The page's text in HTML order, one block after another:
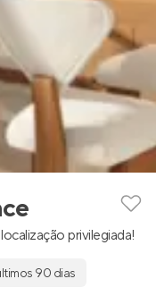
privilegiada!
90 dias